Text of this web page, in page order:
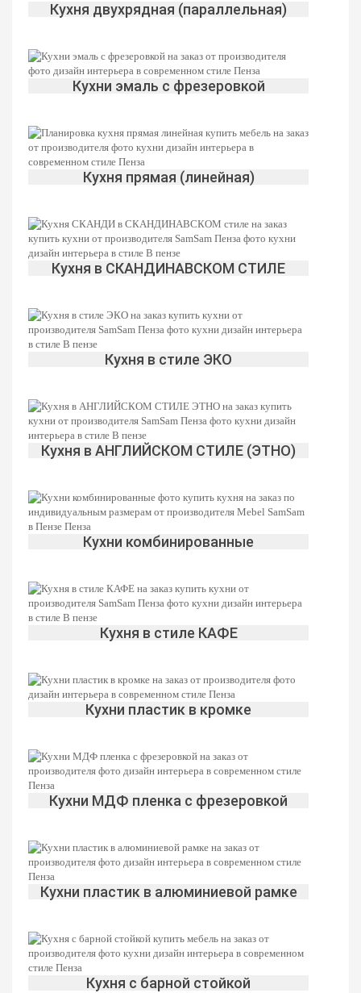
Кухня двухрядная (параллельная)
Кухни эмаль с фрезеровкой
Кухня прямая (линейная)
Кухня в СКАНДИНАВСКОМ СТИЛЕ
Кухня в стиле ЭКО
Кухня в АНГЛИЙСКОМ СТИЛЕ (ЭТНО)
Кухни комбинированные
Кухня в стиле КАФЕ
Кухни пластик в кромке
Кухни МДФ пленка с фрезеровкой
Кухни пластик в алюминиевой рамке
Кухня с барной стойкой